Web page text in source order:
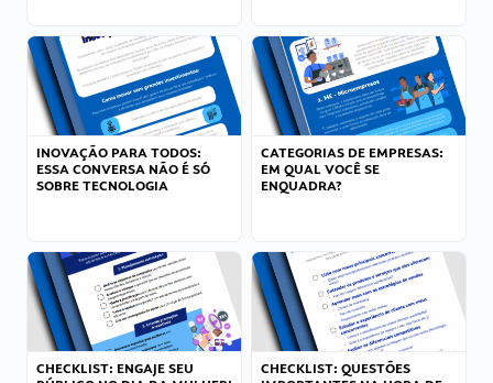
INOVAÇÃO PARA TODOS:
ESSA CONVERSA NÃO É SÓ
SOBRE TECNOLOGIA
CATEGORIAS DE EMPRESAS:
EM QUAL VOCÊ SE
ENQUADRA?
CHECKLIST: ENGAJE SEU
CHECKLIST: QUESTÕES